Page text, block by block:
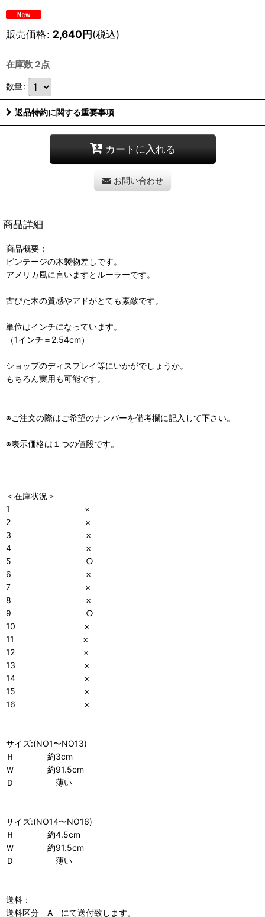
販売価格: 2,640円(税込)
在庫数 2点
数量:
返品特約に関する重要事項
カートに入れる
お問い合わせ
商品詳細
商品概要：
ビンテージの木製物差しです。
アメリカ風に言いますとルーラーです。
古びた木の質感やアドがとても素敵です。
単位はインチになっています。
（1インチ＝2.54cm）
ショップのディスプレイ等にいかがでしょうか。
もちろん実用も可能です。
※ご注文の際はご希望のナンバーを備考欄に記入して下さい。
※表示価格は１つの値段です。
＜在庫状況＞
1 ×
2 ×
3 ×
4 ×
5 ○
6 ×
7 ×
8 ×
9 ○
10 ×
11 ×
12 ×
13 ×
14 ×
15 ×
16 ×
サイズ:(NO1〜NO13)
Ｈ 約3cm
Ｗ 約91.5cm
Ｄ 薄い
サイズ:(NO14〜NO16)
Ｈ 約4.5cm
Ｗ 約91.5cm
Ｄ 薄い
送料：
送料区分 A にて送付致します。